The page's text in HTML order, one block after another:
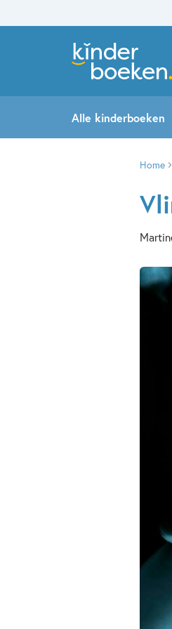
Alle kinderboeken
Home